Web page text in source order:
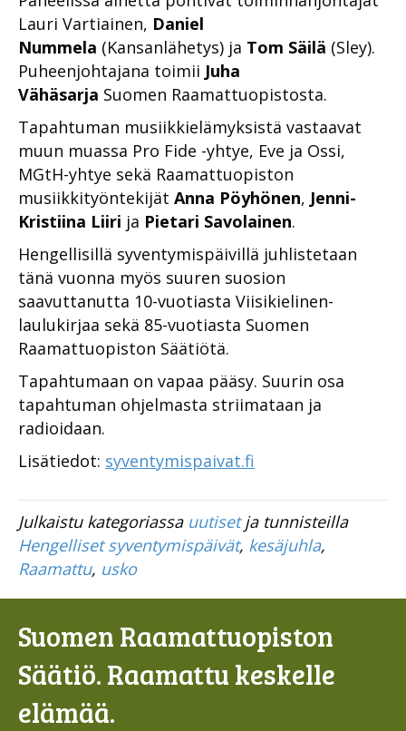
Lauri Vartiainen, Daniel
Nummela (Kansanlähetys) ja Tom Säilä (Sley).
Puheenjohtajana toimii Juha
Vähäsarja Suomen Raamattuopistosta.
Tapahtuman musiikkielämyksistä vastaavat
muun muassa Pro Fide -yhtye, Eve ja Ossi,
MGtH-yhtye sekä Raamattuopiston
musiikkityöntekijät Anna Pöyhönen, Jenni-
Kristiina Liiri ja Pietari Savolainen.
Hengellisillä syventymispäivillä juhlistetaan
tänä vuonna myös suuren suosion
saavuttanutta 10-vuotiasta Viisikielinen-
laulukirjaa sekä 85-vuotiasta Suomen
Raamattuopiston Säätiötä.
Tapahtumaan on vapaa pääsy. Suurin osa
tapahtuman ohjelmasta striimataan ja
radioidaan.
Lisätiedot: syventymispaivat.fi
Julkaistu kategoriassa uutisetja tunnisteilla
Hengelliset syventymispäivät, kesäjuhla,
Raamattu, usko
Suomen Raamattuopiston
Säätiö. Raamattu keskelle
elämää.